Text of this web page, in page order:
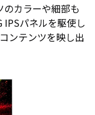
カラーや細部も
IPSパネルを駆使し
ンテンツを映し出